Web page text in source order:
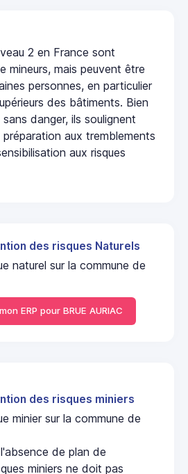
2 en France sont
mineurs, mais peuvent être
personnes, en particulier
des bâtiments. Bien
danger, ils soulignent
aux tremblements
aux risques
des risques Naturels
naturel sur la commune de
ERP pour BRUE AURIAC
des risques miniers
minier sur la commune de
de plan de
miniers ne doit pas